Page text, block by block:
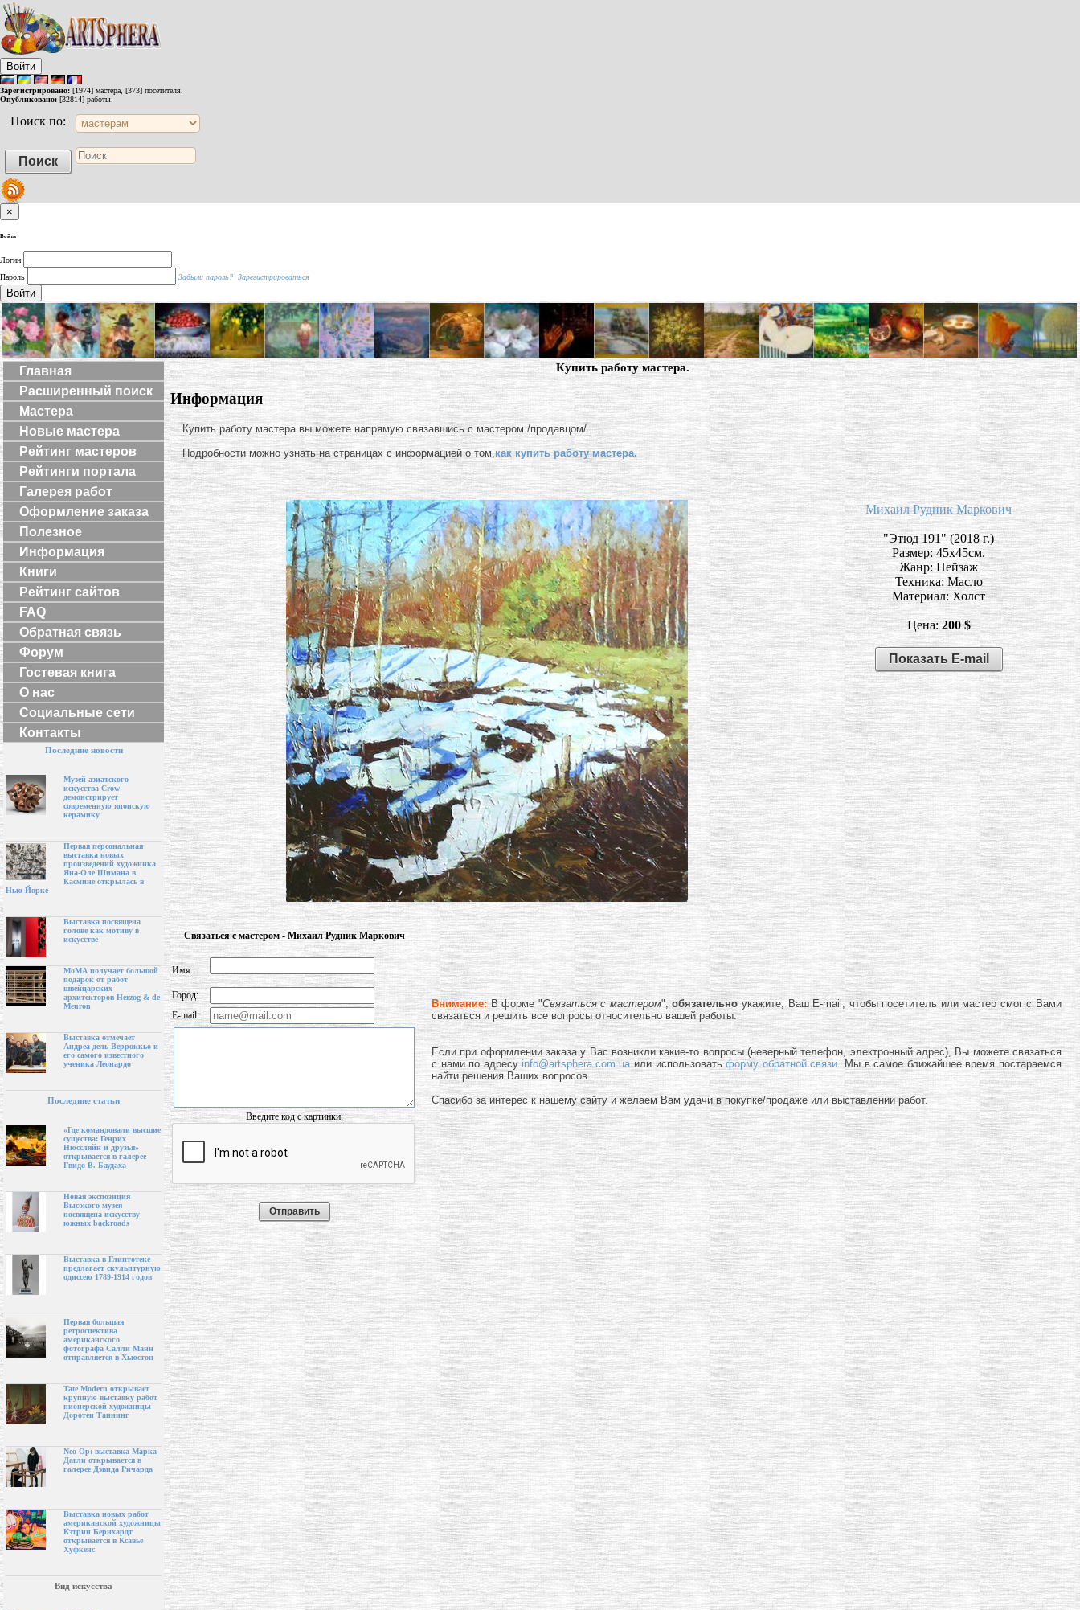
Войти
Зарегистрировано: [1974] мастера, [373] посетителя.
Опубликовано: [32814] работы.
Поиск по:
×
Войти
Логин
Пароль
Забыли пароль? Зарегистрироваться
Войти
Главная
Расширенный поиск
Мастера
Новые мастера
Рейтинг мастеров
Рейтинги портала
Галерея работ
Оформление заказа
Полезное
Информация
Книги
Рейтинг сайтов
FAQ
Обратная связь
Форум
Гостевая книга
О нас
Социальные сети
Контакты
Последние новости
Музей азиатского
искусства Crow
демонстрирует
современную японскую
керамику
Первая персональная
выставка новых
произведений художника
Яна-Оле Шимана в
Касмине открылась в
Нью-Йорке
Выставка посвящена
голове как мотиву в
искусстве
МоМА получает большой
подарок от работ
швейцарских
архитекторов Herzog & de
Meuron
Выставка отмечает
Андреа дель Верроккьо и
его самого известного
ученика Леонардо
Последние статьи
«Где командовали высшие
существа: Генрих
Нюссляйн и друзья»
открывается в галерее
Гвидо В. Баудаха
Новая экспозиция
Высокого музея
посвящена искусству
южных backroads
Выставка в Глиптотеке
предлагает скульптурную
одиссею 1789-1914 годов
Первая большая
ретроспектива
американского
фотографа Салли Манн
отправляется в Хьюстон
Tate Modern открывает
крупную выставку работ
пионерской художницы
Доротеи Таннинг
Neo-Op: выставка Марка
Дагли открывается в
галерее Дэвида Ричарда
Выставка новых работ
американской художницы
Кэтрин Бернхардт
открывается в Ксавье
Хуфкенс
Вид искусства
Купить работу мастера.
Информация
Купить работу мастера вы можете напрямую связавшись с мастером /продавцом/.
Подробности можно узнать на страницах с информацией о том,как купить работу мастера.
Михаил Рудник Маркович
"Этюд 191" (2018 г.)
Размер: 45х45см.
Жанр: Пейзаж
Техника: Масло
Материал: Холст
Цена: 200 $
Показать E-mail
Связаться с мастером - Михаил Рудник Маркович
Внимание:В форме "Связаться с мастером",обязательноукажите, Ваш E-mail, чтобы посетитель или мастер смог с Вами
связаться и решить все вопросы относительно вашей работы.
Если при оформлении заказа у Вас возникли какие-то вопросы (неверный телефон, электронный адрес), Вы можете связаться
с нами по адресуinfo@artsphera.com.uaили использоватьформу обратной связи. Мы в самое ближайшее время постараемся
найти решения Ваших вопросов.
Спасибо за интерес к нашему сайту и желаем Вам удачи в покупке/продаже или выставлении работ.
Имя:
Город:
E-mail:
Введите код с картинки: